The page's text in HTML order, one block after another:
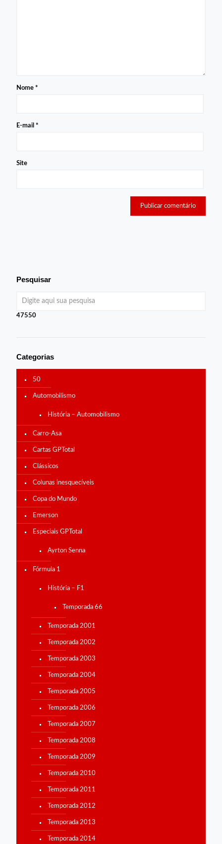
Nome *
E-mail *
Site
Pesquisar
47550
Categorias
50
Automobilismo
História – Automobilismo
Carro-Asa
Cartas GPTotal
Clássicos
Colunas inesquecíveis
Copa do Mundo
Emerson
Especiais GPTotal
Ayrton Senna
Fórmula 1
História – F1
Temporada 66
Temporada 2001
Temporada 2002
Temporada 2003
Temporada 2004
Temporada 2005
Temporada 2006
Temporada 2007
Temporada 2008
Temporada 2009
Temporada 2010
Temporada 2011
Temporada 2012
Temporada 2013
Temporada 2014